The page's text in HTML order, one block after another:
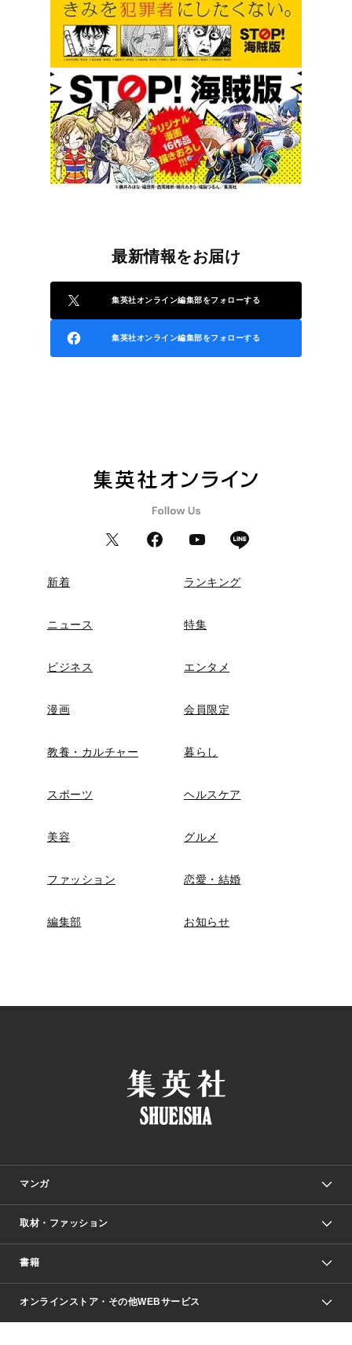
最新情報をお届け
集英社オンライン編集部をフォローする
集英社オンライン編集部をフォローする
新着 ランキング
ニュース 特集
ビジネス エンタメ
漫画 会員限定
教養・カルチャー 暮らし
スポーツ ヘルスケア
美容 グルメ
ファッション 恋愛・結婚
編集部 お知らせ
マンガ
少年マンガ
Vジャンプ
週刊ヤングジャンプ
取材・ファッション
Seventeen
芸能・情報・スポーツ
書籍
文芸・文庫・総合
オンラインストア・その他WEBサービス